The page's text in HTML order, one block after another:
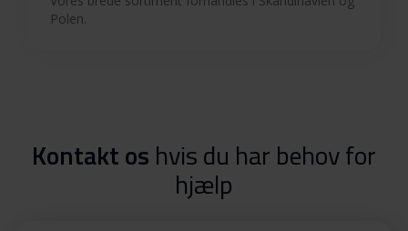
Polen.
Kontakt os hvis du har behov for
hjælp